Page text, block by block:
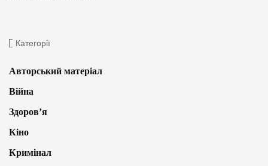
Категорії
Авторський матеріал
Війна
Здоров’я
Кіно
Кримінал